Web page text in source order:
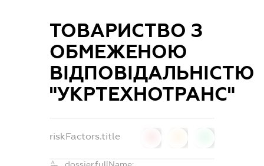
ТОВАРИСТВО З
ОБМЕЖЕНОЮ
ВІДПОВІДАЛЬНІСТЮ
"УКРТЕХНОТРАНС"
riskFactors.title
dossier.fullName: